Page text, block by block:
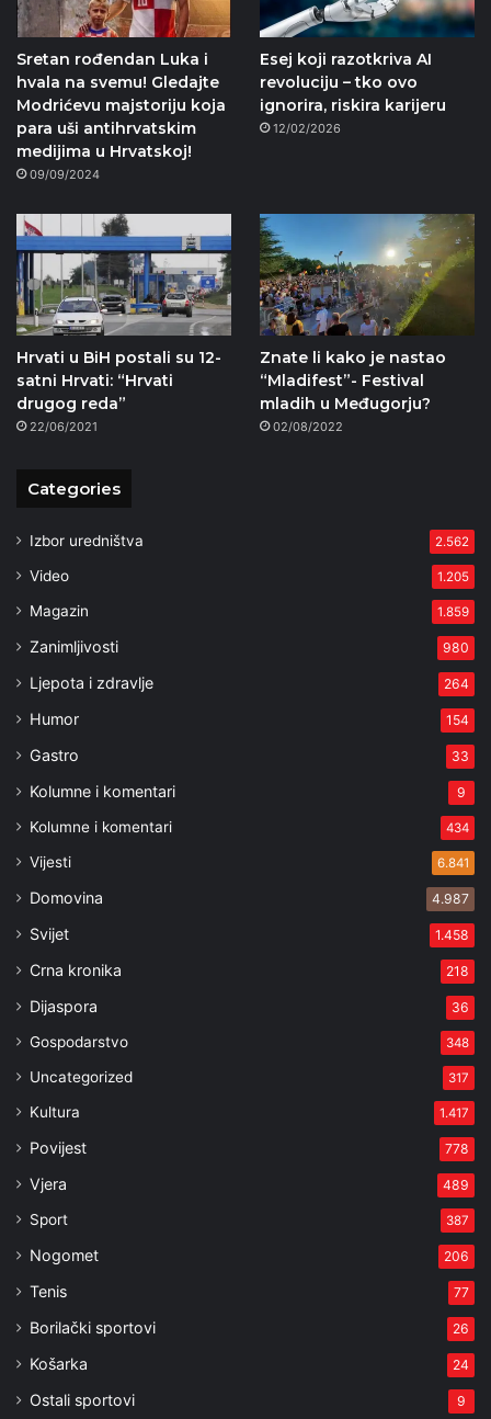
Sretan rođendan Luka i
hvala na svemu! Gledajte
Modrićevu majstoriju koja
para uši antihrvatskim
medijima u Hrvatskoj!
09/09/2024
Esej koji razotkriva AI
revoluciju – tko ovo
ignorira, riskira karijeru
12/02/2026
Hrvati u BiH postali su 12-
satni Hrvati: “Hrvati
drugog reda”
22/06/2021
Znate li kako je nastao
“Mladifest”- Festival
mladih u Međugorju?
02/08/2022
Categories
Izbor uredništva 2.562
Video 1.205
Magazin 1.859
Zanimljivosti 980
Ljepota i zdravlje 264
Humor 154
Gastro 33
Kolumne i komentari 9
Kolumne i komentari 434
Vijesti 6.841
Domovina 4.987
Svijet 1.458
Crna kronika 218
Dijaspora 36
Gospodarstvo 348
Uncategorized 317
Kultura 1.417
Povijest 778
Vjera 489
Sport 387
Nogomet 206
Tenis 77
Borilački sportovi 26
Košarka 24
Ostali sportovi 9